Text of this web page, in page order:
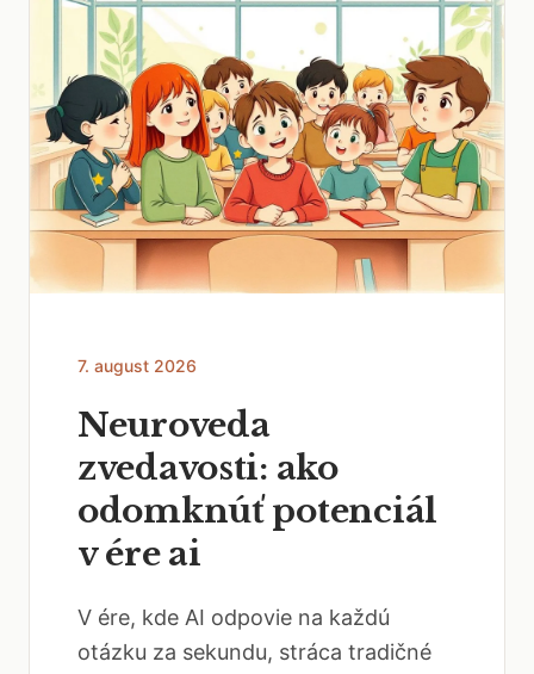
7. august 2026
Neuroveda
zvedavosti: ako
odomknúť potenciál
v ére ai
V ére, kde AI odpovie na každú
otázku za sekundu, stráca tradičné